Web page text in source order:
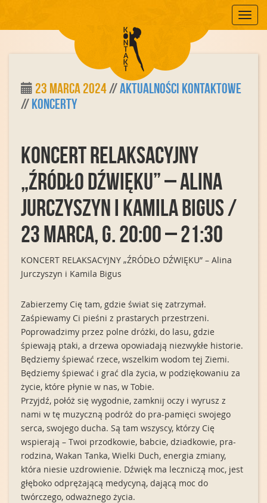
Mobile
23 marca 2024//Aktualności Kontaktowe
//Koncerty
KONCERT RELAKSACYJNY
„ŹRÓDŁO DŹWIĘKU” – Alina
Jurczyszyn i Kamila Bigus /
23 marca, g. 20:00 – 21:30
KONCERT RELAKSACYJNY „ŹRÓDŁO DŹWIĘKU” – Alina
Jurczyszyn i Kamila Bigus
Zabierzemy Cię tam, gdzie świat się zatrzymał.
Zaśpiewamy Ci pieśni z prastarych przestrzeni.
Poprowadzimy przez polne dróżki, do lasu, gdzie
śpiewają ptaki, a drzewa opowiadają niezwykłe historie.
Będziemy śpiewać rzece, wszelkim wodom tej Ziemi.
Będziemy śpiewać i grać dla życia, w podziękowaniu za
życie, które płynie w nas, w Tobie.
Przyjdź, połóż się wygodnie, zamknij oczy i wyrusz z
nami w tę muzyczną podróż do pra-pamięci swojego
serca, swojego ducha. Są tam wszyscy, którzy Cię
wspierają – Twoi przodkowie, babcie, dziadkowie, pra-
rodzina, Wakan Tanka, Wielki Duch, energia zmiany,
która niesie uzdrowienie. Dźwięk ma leczniczą moc, jest
głęboko odprężającą medycyną, dającą moc do
twórczego, odważnego życia.